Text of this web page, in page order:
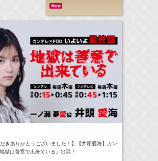
だきありがとうございました！】【井頭愛海】カン
獄は善意で出来ている」出演！